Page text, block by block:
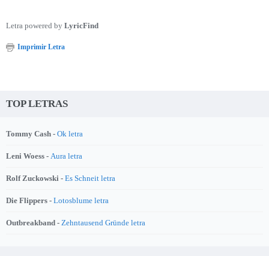
Letra powered by LyricFind
Imprimir Letra
TOP LETRAS
Tommy Cash - Ok letra
Leni Woess - Aura letra
Rolf Zuckowski - Es Schneit letra
Die Flippers - Lotosblume letra
Outbreakband - Zehntausend Gründe letra